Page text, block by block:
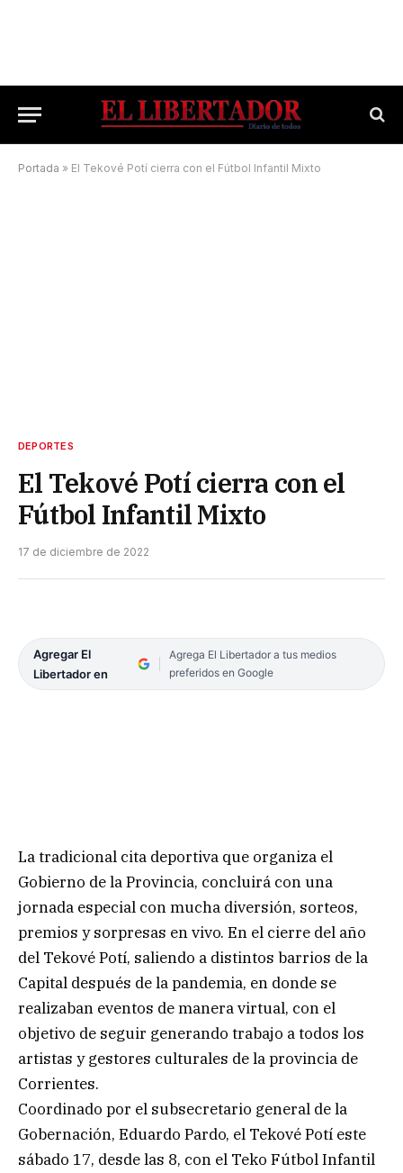
Portada » El Tekové Potí cierra con el Fútbol Infantil Mixto
DEPORTES
El Tekové Potí cierra con el
Fútbol Infantil Mixto
17 de diciembre de 2022
Agregar El
Libertador en
Agrega El Libertador a tus medios
preferidos en Google
La tradicional cita deportiva que organiza el
Gobierno de la Provincia, concluirá con una
jornada especial con mucha diversión, sorteos,
premios y sorpresas en vivo. En el cierre del año
del Tekové Potí, saliendo a distintos barrios de la
Capital después de la pandemia, en donde se
realizaban eventos de manera virtual, con el
objetivo de seguir generando trabajo a todos los
artistas y gestores culturales de la provincia de
Corrientes.
Coordinado por el subsecretario general de la
Gobernación, Eduardo Pardo, el Tekové Potí este
sábado 17, desde las 8, con el Teko Fútbol Infantil